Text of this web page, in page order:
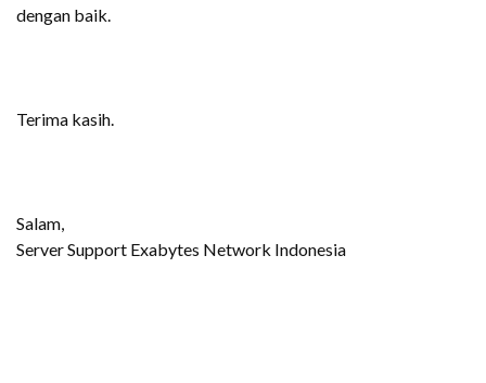
dengan baik.
Terima kasih.
Salam,
Server Support Exabytes Network Indonesia